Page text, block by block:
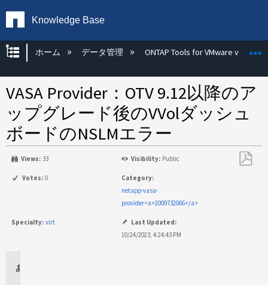
Knowledge Base
グローバル階層を展開/折りたたむ
ホーム データ管理 ONTAP Tools for VMware vSphere
VASA Provider：OTV 9.12以降のア
ップグレード後のVVolダッシュ
ボードのNSLMエラー
Views: 33 Visibility: Public
Votes: 0
Category:
netapp-vasa-
provider<a>2009732066</a>
Specialty: virt
Last Updated:
10/24/2023, 4:24:43 PM